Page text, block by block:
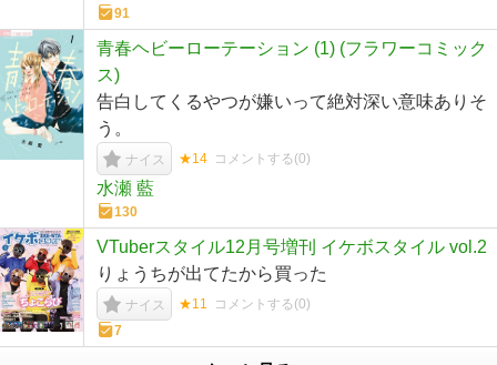
91
青春ヘビーローテーション (1) (フラワーコミック
ス)
告白してくるやつが嫌いって絶対深い意味ありそ
う。
ナイス ★14 コメントする(0)
水瀬 藍
130
VTuberスタイル12月号増刊 イケボスタイル vol.2
りょうちが出てたから買った
ナイス ★11 コメントする(0)
7